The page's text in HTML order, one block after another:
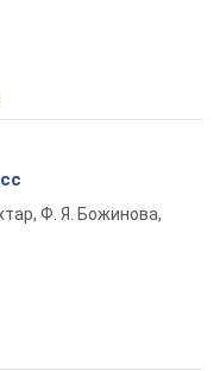
Ф. Я. Божинова,